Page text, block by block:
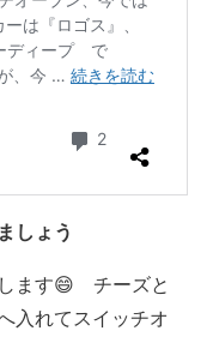
しょう
ます😄 チーズと
入れてスイッチオ